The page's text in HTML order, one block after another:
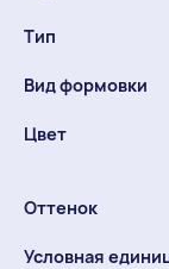
Тип
Вид формовки
Цвет
Оттенок
Условная